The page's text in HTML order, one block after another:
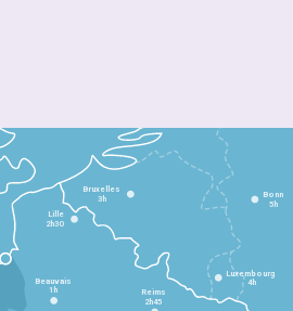
Beauvais
1h Reims
2h45
Lille
2h30
Bruxelles
3h Bonn
5h
Luxembourg
4h